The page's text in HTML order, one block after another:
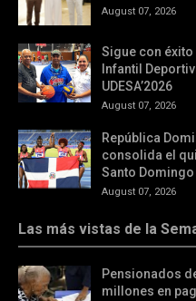
August 07, 2026
Sigue con
Infantil
UDESA’2026
August 07, 2026
República
consolida el
Santo Domingo
August 07, 2026
Las más vistas de la
Pensionados
millones en